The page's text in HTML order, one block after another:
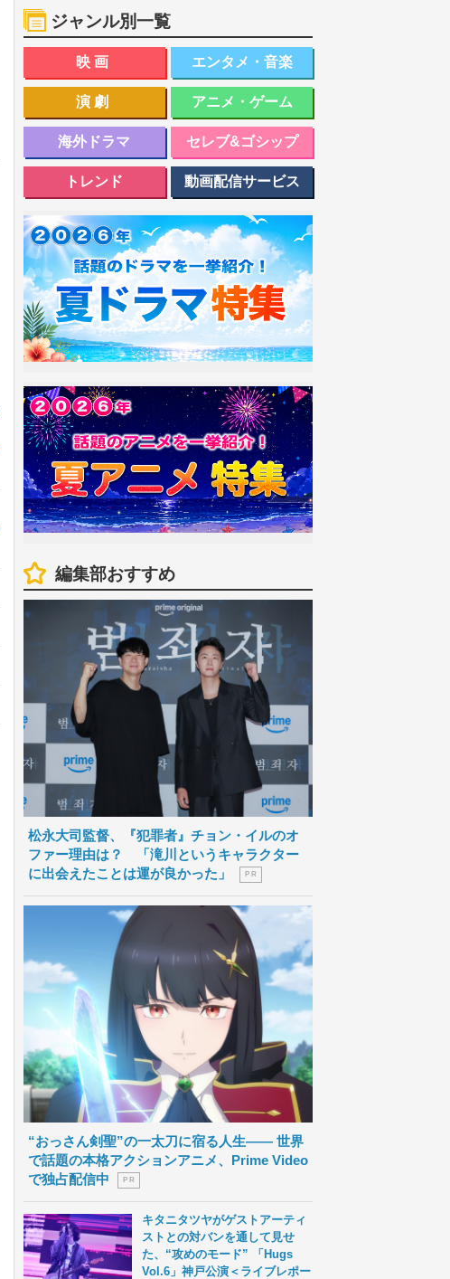
ジャンル別一覧
映画 エンタメ・音楽
演劇 アニメ・ゲーム
海外ドラマ セレブ&ゴシップ
トレンド 動画配信サービス
編集部おすすめ
松永大司監督、『犯罪者』チョン・イルのオ
ファー理由は？ 「滝川というキャラクター
に出会えたことは運が良かった」
P R
“おっさん剣聖”の一太刀に宿る人生―― 世界
で話題の本格アクションアニメ、Prime Video
で独占配信中
P R
キタニタツヤがゲストアーティ
ストとの対バンを通して見せ
た、“攻めのモード” 「Hugs
Vol.6」神戸公演＜ライブレポー